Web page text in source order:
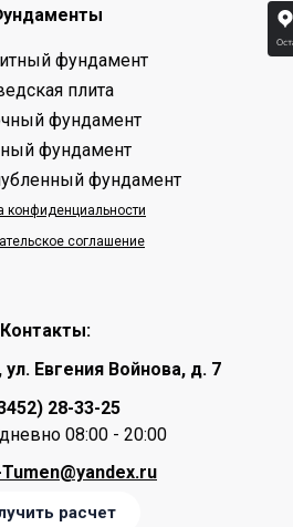
фундамент
плита
фундамент
фундамент
фундамент
конфиденциальности
соглашение
Контакты:
Евгения Войнова, д. 7
28-33-25
08:00 - 20:00
расчет